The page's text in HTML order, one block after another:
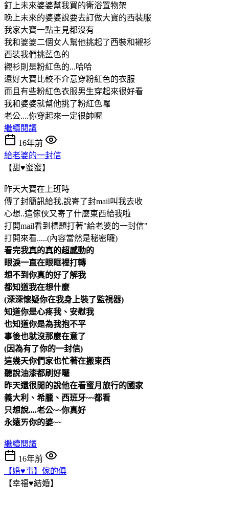
釘上未來婆婆幫我買的衛浴置物架
晚上未來的婆婆說要去訂做大寶的西裝服
我家大寶一點主見都沒有
我和婆婆二個女人幫他挑起了西裝和襯衫
西裝我們挑藍色的
襯衫則是粉紅色的...哈哈
還好大寶比較不介意穿粉紅色的衣服
而且有些粉紅色衣服男生穿起來很好看
我和婆婆就幫他挑了粉紅色囉
老公....你穿起來一定很帥喔
繼續閱讀
16年前
給老婆的一封信
【甜♥蜜蜜】
昨天大寶在上班時
傳了封簡訊給我,說寄了封mail叫我去收
心想..這傢伙又寄了什麼東西給我啦
打開mail看到標題打著"給老婆的一封信"
打開來看.....(內容當然是秘密囉)
看完我真的真的超感動的
眼淚一直在眼眶裡打轉
想不到你真的好了解我
都知道我在想什麼
(深深懷疑你在我身上裝了監視器)
知道你是心疼我、安慰我
也知道你是為我抱不平
事後也就沒那麼在意了
(因為有了你的一封信)
這幾天你們家也忙著在搬東西
聽說油漆都刷好囉
昨天還很閒的說他在看蜜月旅行的國家
義大利、希臘、西班牙~~都看
只想說....老公~~你真好
永遠ㄞ你的婆~~
繼續閱讀
16年前
【婚♥事】傢的俱
【幸福♥結婚】